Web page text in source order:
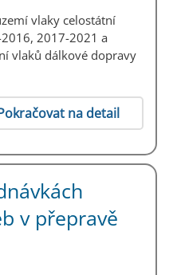
vlaky celostátní
2017-2021 a
vlaků dálkové dopravy
na detail
v přepravě